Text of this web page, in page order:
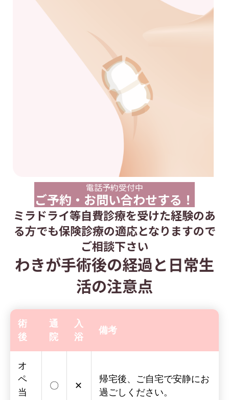
電話予約受付中
ご予約・お問い合わせする！
ミラドライ等自費診療を受けた経験のあ
る方でも保険診療の適応となりますので
ご相談下さい
わきが手術後の経過と日常生
活の注意点
術
後
通
院
入
浴
備考
オ
ペ
当
〇 ✕
帰宅後、ご自宅で安静にお
過ごしください。